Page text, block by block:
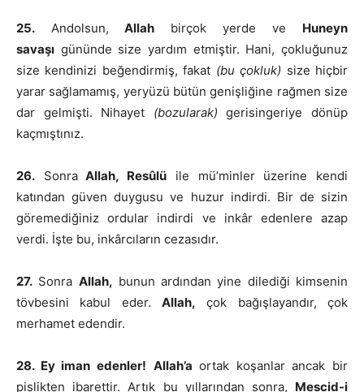
25. Andolsun, Allah birçok yerde ve Huneyn
savaşı gününde size yardım etmiştir. Hani, çokluğunuz
size kendinizi beğendirmiş, fakat (bu çokluk) size hiçbir
yarar sağlamamış, yeryüzü bütün genişliğine rağmen size
dar gelmişti. Nihayet (bozularak) gerisingeriye dönüp
kaçmıştınız.
26. SonraAllah, Resûlü ile mü’minler üzerine kendi
katından güven duygusu ve huzur indirdi. Bir de sizin
göremediğiniz ordular indirdi ve inkâr edenlere azap
verdi. İşte bu, inkârcıların cezasıdır.
27. Sonra Allah, bunun ardından yine dilediği kimsenin
tövbesini kabul eder. Allah, çok bağışlayandır, çok
merhamet edendir.
28. Ey iman edenler! Allah’a ortak koşanlar ancak bir
pislikten ibarettir. Artık bu yıllarından sonra, Mescid-i